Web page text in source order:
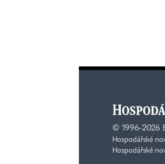
© 1996-2026
Hospodářské
Hospodářské